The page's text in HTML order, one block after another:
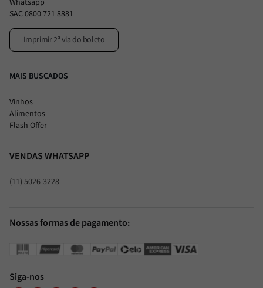
Whatsapp
SAC 0800 721 8881
Imprimir 2ª via do boleto
MAIS BUSCADOS
Vinhos
Alimentos
Flash Offer
VENDAS WHATSAPP
(11) 5026-3228
Nossas formas de pagamento:
Siga-nos